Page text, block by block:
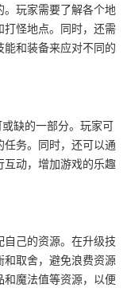
。玩家需要了解各个地
打怪地点。同时，还需
和装备来应对不同的
缺的一部分。玩家可
务。同时，还可以通
互动，增加游戏的乐趣
己的资源。在升级技
和取舍，避免浪费资源
和魔法值等资源，以便